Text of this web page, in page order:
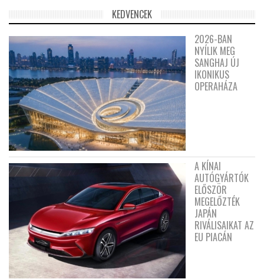
KEDVENCEK
2026-BAN
NYÍLIK MEG
SANGHAJ ÚJ
IKONIKUS
OPERAHÁZA
A KÍNAI
AUTÓGYÁRTÓK
ELŐSZÖR
MEGELŐZTÉK
JAPÁN
RIVÁLISAIKAT AZ
EU PIACÁN